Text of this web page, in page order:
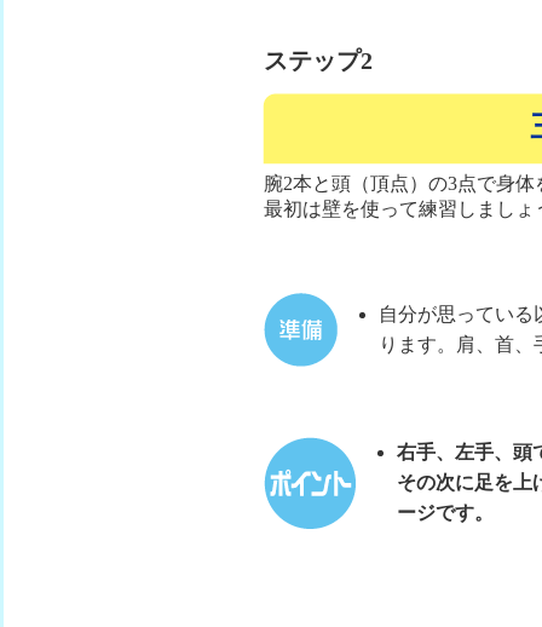
ステップ2
腕2本と頭（頂点）の3点で身
最初は壁を使って練習しましょ
自分が思ってい
ります。肩、首
右手、左手、頭
その次に足を上
ージです。